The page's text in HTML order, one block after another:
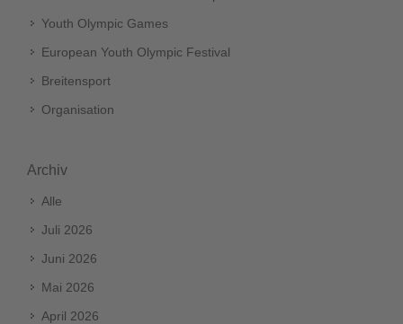
Youth Olympic Games
European Youth Olympic Festival
Breitensport
Organisation
Archiv
Alle
Juli 2026
Juni 2026
Mai 2026
April 2026